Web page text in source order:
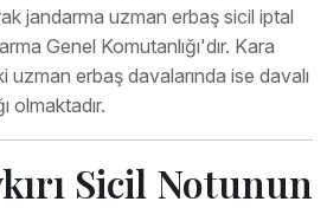
jandarma uzman erbaş sicil iptal
Genel Komutanlığı'dır. Kara
erbaş davalarında ise davalı
olmaktadır.
Sicil Notunun